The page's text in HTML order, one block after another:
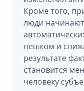
Кроме того,
люди
пешком и
результате
становится
человеку